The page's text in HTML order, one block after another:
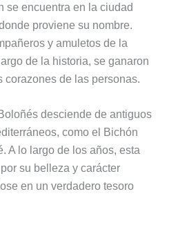
se encuentra en la ciudad
proviene su nombre.
y amuletos de la
de la historia, se ganaron
corazones de las personas.
desciende de antiguos
como el Bichón
A lo largo de los años, esta
su belleza y carácter
en un verdadero tesoro